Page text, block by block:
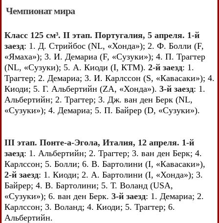
Чемпионат мира
Класс 125 см³. II этап. Португалия, 5 апреля. 1-й
заезд: 1. Д. Стрийбос (NL, «Хонда»); 2. Ф. Болли (F,
«Ямаха»); 3. И. Демариа (F, «Сузуки»); 4. П. Трагтер
(NL, «Сузуки); 5. А. Киоди (I, КТМ). 2-й заезд: 1.
Трагтер; 2. Демариа; 3. И. Карлссон (S, «Кавасаки»); 4.
Киоди; 5. Г. Альбертийн (ZA, «Хонда»). 3-й заезд: 1.
Альбертийн; 2. Трагтер; 3. Дж. ван ден Берк (NL,
«Сузуки»); 4. Демариа; 5. П. Байрер (D, «Сузуки»).
III этап. Понте-а-Эгола, Италия, 12 апреля. 1-й
заезд: 1. Альбертийн; 2. Трагтер; 3. ван ден Берк; 4.
Карлссон; 5. Болли; 6. В. Бартолини (I, «Кавасаки»),
2-й заезд: 1. Киоди; 2. А. Бартолини (I, «Хонда»); 3.
Байрер; 4. В. Бартолини; 5. Т. Воланд (USA,
«Сузуки»); 6. ван ден Берк. 3-й заезд: 1. Демариа; 2.
Карлссон; 3. Воланд; 4. Киоди; 5. Трагтер; 6.
Альбертийн.